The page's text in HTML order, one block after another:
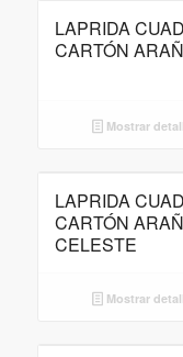
LAPRIDA
CARTÓN
Mostrar
LAPRIDA
CARTÓN
CELESTE
Mostrar